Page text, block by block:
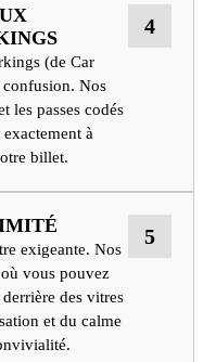
(de Car
confusion. Nos
les passes codés
à
billet.
4
exigeante. Nos
vous pouvez
des vitres
et du calme
5